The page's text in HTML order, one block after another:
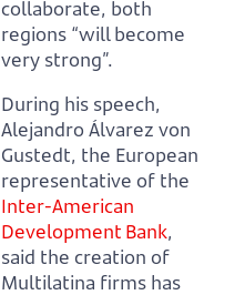
collaborate, both
regions “will become
very strong”.
During his speech,
Alejandro Álvarez von
Gustedt, the European
representative of the
Inter-American
Development Bank,
said the creation of
Multilatina firms has